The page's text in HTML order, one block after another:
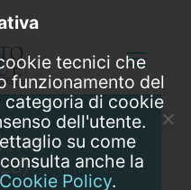
tecnici che
funzionamento del
categoria di cookie
dell'utente.
su come
anche la
Policy.